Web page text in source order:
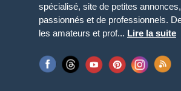
spécialisé, site de petites
passionnés et de professionnels.
les amateurs et prof... Lire la suite